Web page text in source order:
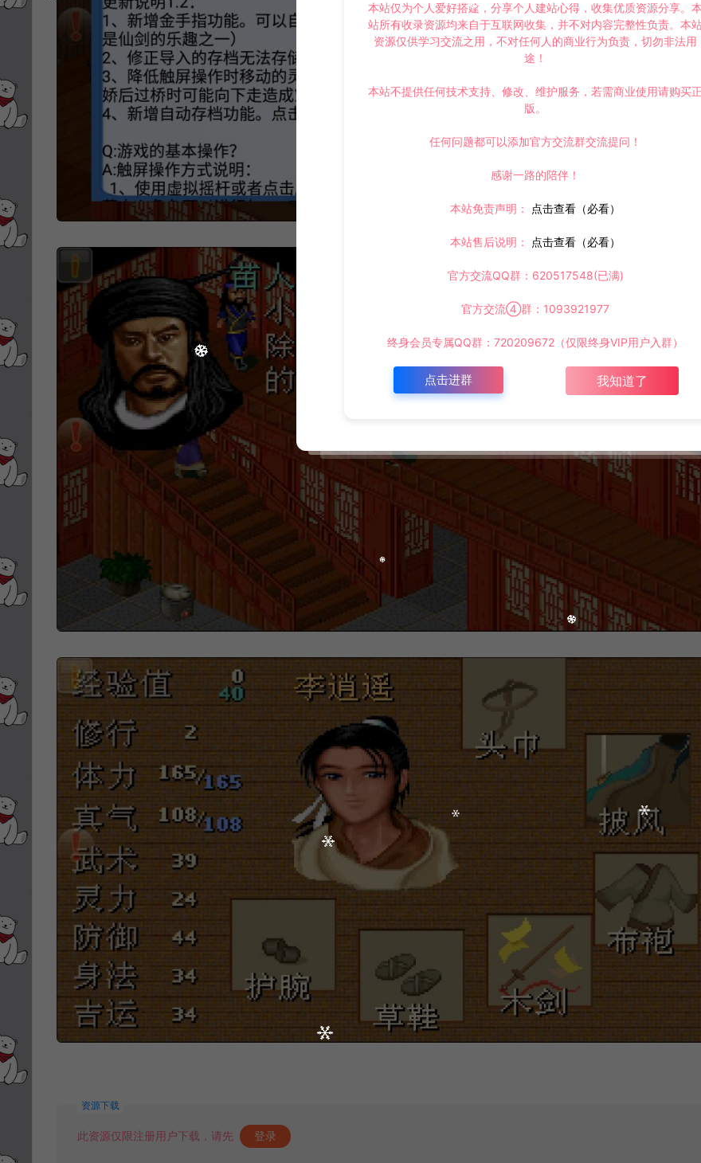
资源下载
此资源仅限注册用户下载，请先 登录
本站仅为个人爱好搭建，分享个人建站心得，收集优质资源分享。本
站所有收录资源均来自于互联网收集，并不对内容完整性负责。本
资源仅供学习交流之用，不对任何人的商业行为负责，切勿非法用
途！
本站不提供任何技术支持、修改、维护服务，若需商业使用请购买正
版。
任何问题都可以添加官方交流群交流提问！
感谢一路的陪伴！
本站免责声明： 点击查看（必看）
本站售后说明： 点击查看（必看）
官方交流QQ群：620517548(已满)
官方交流④群：1093921977
终身会员专属QQ群：720209672（仅限终身VIP用户入群）
点击进群 我知道了